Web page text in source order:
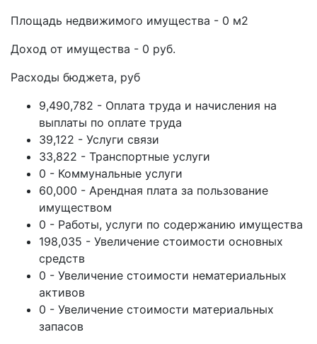
Площадь недвижимого имущества - 0 м2
Доход от имущества - 0 руб.
Расходы бюджета, руб
9,490,782 - Оплата труда и начисления на
выплаты по оплате труда
39,122 - Услуги связи
33,822 - Транспортные услуги
0 - Коммунальные услуги
60,000 - Арендная плата за пользование
имуществом
0 - Работы, услуги по содержанию имущества
198,035 - Увеличение стоимости основных
средств
0 - Увеличение стоимости нематериальных
активов
0 - Увеличение стоимости материальных
запасов